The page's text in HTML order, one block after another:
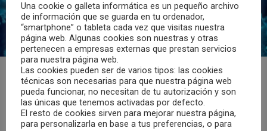
El pasado día 6 de marzo, y en relación con la propagación
del Coronavirus, el diario El País publicaba un reportaje en
el que se afirma que la ansiedad y el estrés pueden
provocar desobediencia y degenerar en problemas
Una cookie o galleta informática es un pequeño archivo
de información que se guarda en tu ordenador,
“smartphone” o tableta cada vez que visitas nuestra
página web. Algunas cookies son nuestras y otras
pertenecen a empresas externas que prestan servicios
para nuestra página web.
Las cookies pueden ser de varios tipos: las cookies
técnicas son necesarias para que nuestra página web
pueda funcionar, no necesitan de tu autorización y son
las únicas que tenemos activadas por defecto.
El resto de cookies sirven para mejorar nuestra página,
para personalizarla en base a tus preferencias, o para